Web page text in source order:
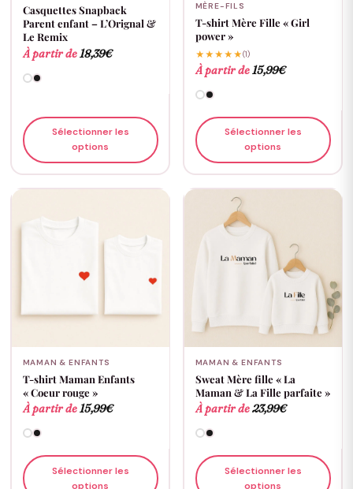
Casquettes Snapback
Parent enfant – L’Orignal &
Le Remix
À partir de18,39€
Sélectionner les
options
MÈRE-FILS
T-shirt Mère Fille « Girl
power »
★★★★★(1)
À partir de15,99€
Sélectionner les
options
MAMAN & ENFANTS
T-shirt Maman Enfants
« Coeur rouge »
À partir de15,99€
Sélectionner les
options
MAMAN & ENFANTS
Sweat Mère fille « La
Maman & La Fille parfaite »
À partir de23,99€
Sélectionner les
options